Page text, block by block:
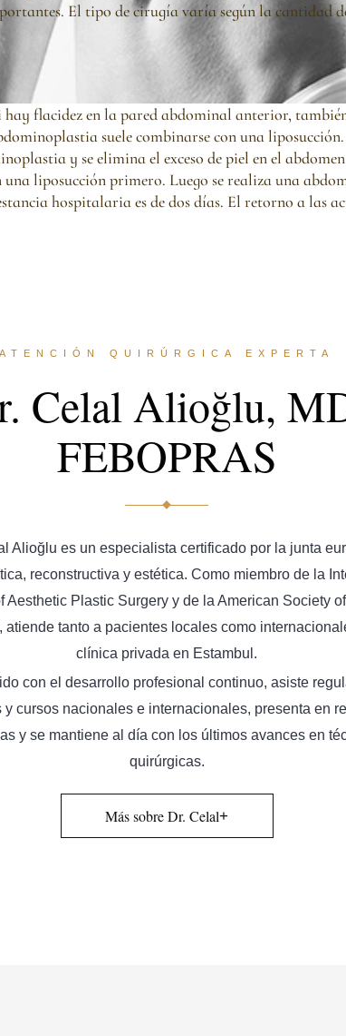
El tipo de cirugía varía según la cantidad
flacidez en la pared abdominal anterior,
suele combinarse con una
y se elimina el exceso de piel en el
liposucción primero. Luego se realiza una
hospitalaria es de dos días. El retorno a las
ATENCIÓN QUIRÚRGICA EXPERTA
Celal Alioğlu,
FEBOPRAS
Alioğlu es un especialista certificado por la junta
reconstructiva y estética. Como miembro de la
Aesthetic Plastic Surgery y de la American Society
atiende tanto a pacientes locales como
clínica privada en Estambul.
con el desarrollo profesional continuo, asiste
y cursos nacionales e internacionales, presenta en
y se mantiene al día con los últimos avances en
quirúrgicas.
Más sobre Dr. Celal+